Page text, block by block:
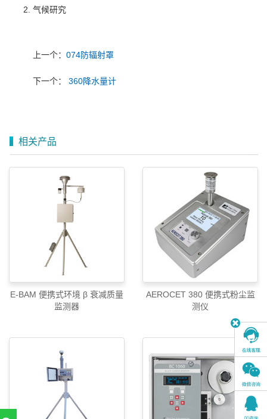
气候研究
上一个： 074防辐射罩
下一个： 360降水量计
相关产品
E-BAM 便携式环境 β 衰减质量
监测器
AEROCET 380 便携式粉尘监
测仪